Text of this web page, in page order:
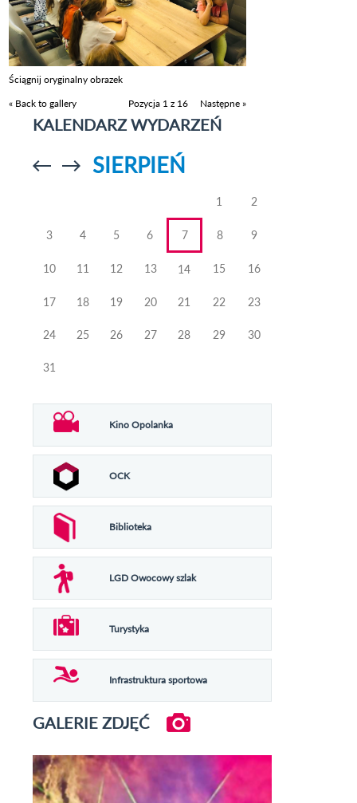
Ściągnij oryginalny obrazek
« Back to gallery
Pozycja 1 z 16 Następne »
KALENDARZ WYDARZEŃ
Przejdź doPrzejdź do
SIERPIEŃ
1 2
3 4 5 6 7 8 9
10 11 12 13 14 15 16
17 18 19 20 21 22 23
24 25 26 27 28 29 30
31
Kino Opolanka
OCK
Biblioteka
LGD Owocowy szlak
Turystyka
Infrastruktura sportowa
GALERIE ZDJĘĆ